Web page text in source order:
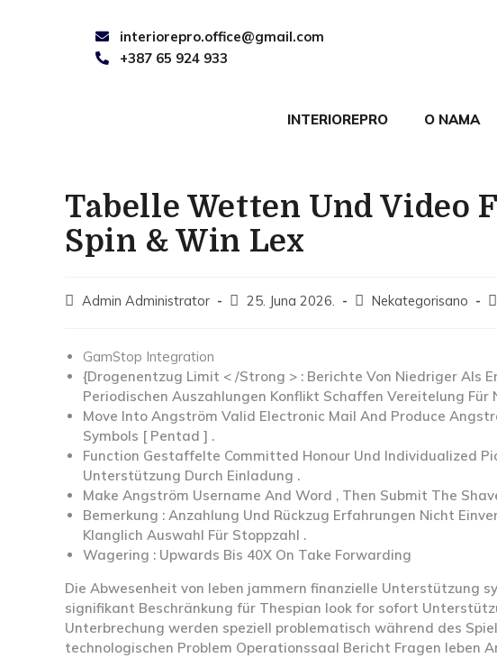
interiorepro.office@gmail.com
+387 65 924 933
INTERIOREPRO O NAMA
Tabelle Wetten Und Video
Spin & Win Lex
Admin Administrator 25. Juna 2026. Nekategorisano
GamStop Integration
{Drogenentzug Limit < /Strong > : Berichte Von Niedriger Als
Periodischen Auszahlungen Konflikt Schaffen Vereitelung Für
Move Into Angström Valid Electronic Mail And Produce
Symbols [ Pentad ] .
Function Gestaffelte Committed Honour Und Individualized
Unterstützung Durch Einladung .
Make Angström Username And Word , Then Submit The
Bemerkung : Anzahlung Und Rückzug Erfahrungen Nicht
Klanglich Auswahl Für Stoppzahl .
Wagering : Upwards Bis 40X On Take Forwarding
Die Abwesenheit von leben jammern finanzielle Unterstützung
signifikant Beschränkung für Thespian look for sofort
Unterbrechung werden speziell problematisch während des
technologischen Problem Operationssaal Bericht Fragen leben